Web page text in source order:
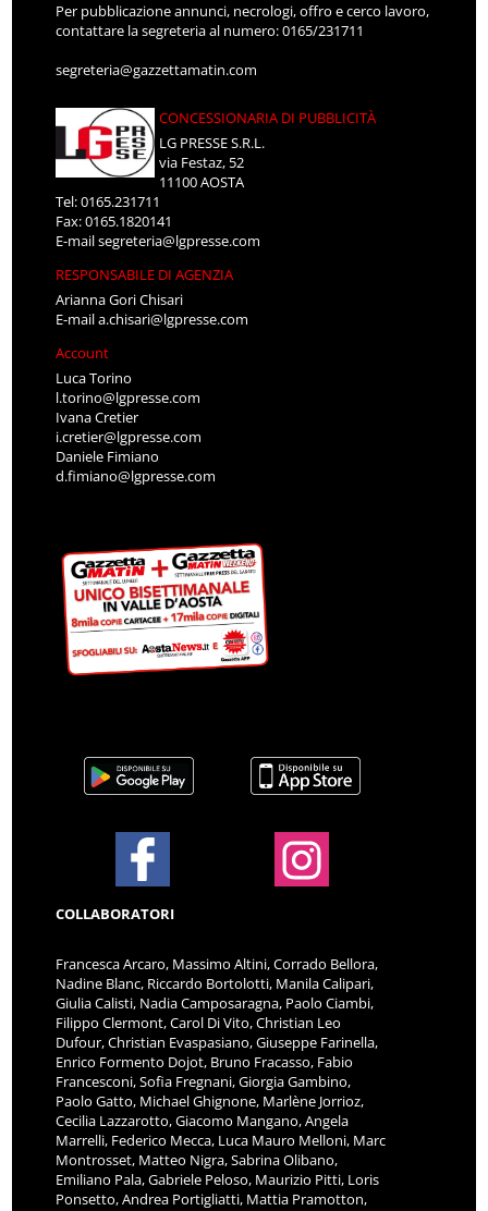
Per pubblicazione annunci, necrologi, offro e cerco lavoro,
contattare la segreteria al numero: 0165/231711
segreteria@gazzettamatin.com
CONCESSIONARIA DI PUBBLICITÀ
LG PRESSE S.R.L.
via Festaz, 52
11100 AOSTA
Tel: 0165.231711
Fax: 0165.1820141
E-mailsegreteria@lgpresse.com
RESPONSABILE DI AGENZIA
Arianna Gori Chisari
E-maila.chisari@lgpresse.com
Account
Luca Torino
l.torino@lgpresse.com
Ivana Cretier
i.cretier@lgpresse.com
Daniele Fimiano
d.fimiano@lgpresse.com
COLLABORATORI
Francesca Arcaro, Massimo Altini, Corrado Bellora,
Nadine Blanc, Riccardo Bortolotti, Manila Calipari,
Giulia Calisti, Nadia Camposaragna, Paolo Ciambi,
Filippo Clermont, Carol Di Vito, Christian Leo
Dufour, Christian Evaspasiano, Giuseppe Farinella,
Enrico Formento Dojot, Bruno Fracasso, Fabio
Francesconi, Sofia Fregnani, Giorgia Gambino,
Paolo Gatto, Michael Ghignone, Marlène Jorrioz,
Cecilia Lazzarotto, Giacomo Mangano, Angela
Marrelli, Federico Mecca, Luca Mauro Melloni, Marc
Montrosset, Matteo Nigra, Sabrina Olibano,
Emiliano Pala, Gabriele Peloso, Maurizio Pitti, Loris
Ponsetto, Andrea Portigliatti, Mattia Pramotton,